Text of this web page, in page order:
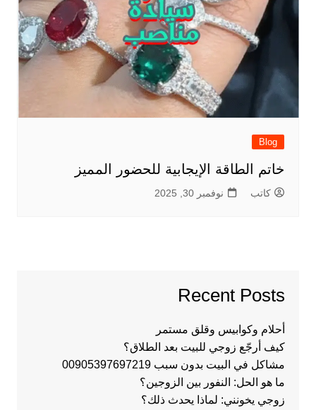
Blog
خاتم الطاقة الإيجابية للحضور المميز
كاتب نوفمبر 30, 2025
Recent Posts
أحلام وكوابيس وقلق مستمر
كيف أرجّع زوجي للبيت بعد الطلاق؟
مشاكل في البيت بدون سبب 00905397697219
ما هو الحل: النفور بين الزوجين؟
زوجي يخونني: لماذا يحدث ذلك؟